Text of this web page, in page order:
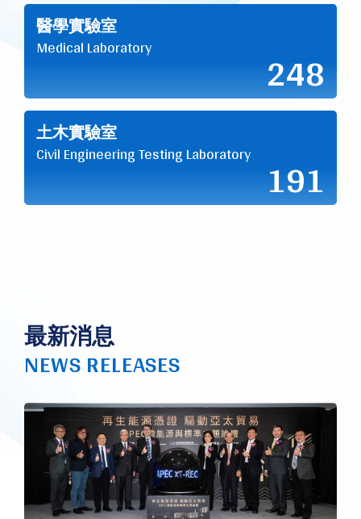
醫學實驗室
Medical Laboratory 248
土木實驗室
Civil Engineering Testing Laboratory 191
最新消息
NEWS RELEASES